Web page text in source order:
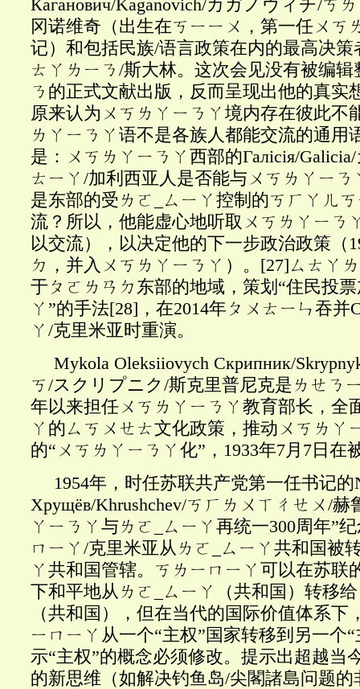
Каганович/Kaganovich/カガノヴィチ/ㄎ
冈诺维奇（出生在ㄎㄧㄧㄨ，第一任ㄨㄎ
记）和包括民族/语言政策在内的最高决策
ㄊㄚㄌㄧㄋ/斯大林。这次会见没有被编
ㄋ的正式文献出版，反而呈现出他的真实
原来认为ㄨㄎㄌㄚㄧㄋㄚ境内存在彼此不
ㄌㄚㄧㄋㄚ语不是各族人都能交流的通用
是：ㄨㄎㄌㄚㄧㄋㄚ西部的Галісія/
ㄊㄧㄚ/加利西亚人是否能与ㄨㄎㄌㄚㄧ
是东部的受ㄌㄛ_ㄙㄧㄚ控制的ㄎㄏㄚㄦ
流？所以，他能虚心地听取ㄨㄎㄌㄚㄧㄋ
以交流），以决定他的下一步政治政策（
ㄉ，并入ㄨㄎㄌㄚㄧㄋㄚ）。 [27]ㄙㄊㄚ
于ㄆㄛㄌㄢㄉ东部的地域，策划“住民投
ㄚ”的手法[28] ，在2014年ㄆㄨㄊㄧㄣ吞并
ㄚ/克里米亚时重演。
Mykola Oleksiiovych Скрипник/
ㄎ/スクリプニク/斯克里普尼克是ㄌㄝㄋ
年以来担任ㄨㄎㄌㄚㄧㄋㄚ教育部长，全
ㄚ的ㄙㄎㄨㄝㄊ文化政策，推动ㄨㄎㄌㄚ
的“ㄨㄎㄌㄚㄧㄋㄚ化”，1933年7月7日在
1954年，时任苏联共产党第一任书记的
Хрущёв/Khrushchev/ㄎㄏㄌㄨㄒㄔㄝㄨ/赫
ㄚㄧㄋㄚ与ㄌㄛ_ㄙㄧㄚ再统一300周年”
ㄇㄧㄚ/克里米亚从ㄌㄛ_ㄙㄧㄚ共和国被
ㄚ共和国管辖。ㄎㄌㄧㄇㄧㄚ可以在苏联
下和平地从ㄌㄛ_ㄙㄧㄚ（共和国）转移
（共和国），但在当代的国际价值体系下
ㄧㄇㄧㄚ从一个“主权”国家转移到另一个
示“主权”的概念必须修改。提示出超越当
的新思维（如解决钓鱼岛/尖閣諸島问题的